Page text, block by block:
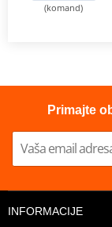
(komand)
Primajte
INFORMACIJE